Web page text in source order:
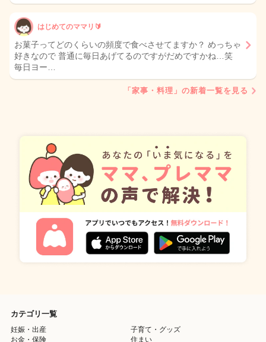
はじめてのママリ🔰
お菓子ってどのくらいの頻度で食べさせてますか？ めっちゃ
好きなので 普通に毎日あげてるのですがだめですかね…笑
毎日ヨー…
「家事・料理」の新着一覧を見る
カテゴリ一覧
妊娠・出産
子育て・グッズ
お金・保険
住まい